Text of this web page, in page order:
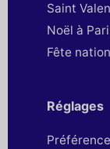
Saint
Noël à
Fête
Réglages